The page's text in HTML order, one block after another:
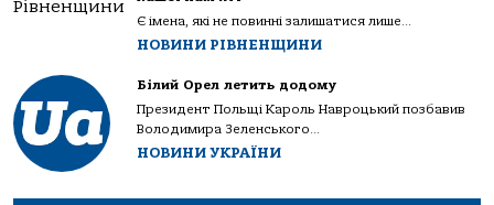
Є імена, які не повинні залишатися лише...
НОВИНИ РІВНЕНЩИНИ
Білий Орел летить додому
Президент Польщі Кароль Навроцький позбавив
Володимира Зеленського...
НОВИНИ УКРАЇНИ